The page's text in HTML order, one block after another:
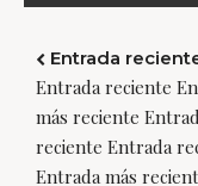
Entrada
Entrada reciente
más reciente
reciente Entrada
Entrada más